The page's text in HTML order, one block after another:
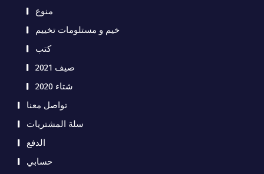
منوع
خيم و مستلومات تخييم
كتب
صيف 2021
شتاء 2020
تواصل معنا
سلة المشتريات
الدفع
حسابي